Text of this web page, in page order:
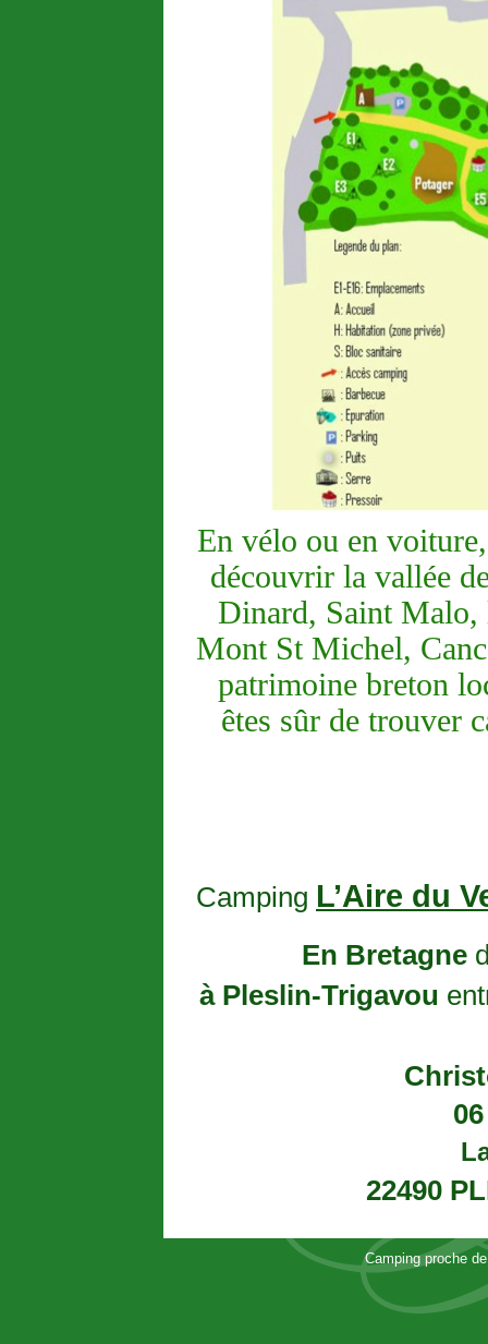
En vélo ou en
découvrir la vallée
Dinard, Saint Malo,
Mont St Michel,
patrimoine breton
êtes sûr de trouver
Camping L’Aire du
En Bretagne
à Pleslin-Trigavou
22490
Camping proche